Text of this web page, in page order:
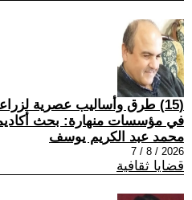
(15) طرق وأساليب عصرية
في مؤسسات منهارة: بحث
محمد عبد الكريم يوسف
2026 / 8 / 7
قضايا ثقافية